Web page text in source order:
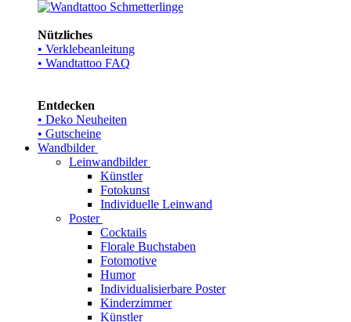
Nützliches
• Verklebeanleitung
• Wandtattoo FAQ
Entdecken
• Deko Neuheiten
• Gutscheine
Wandbilder
Leinwandbilder
Künstler
Fotokunst
Individuelle Leinwand
Poster
Cocktails
Florale Buchstaben
Fotomotive
Humor
Individualisierbare Poster
Kinderzimmer
Künstler